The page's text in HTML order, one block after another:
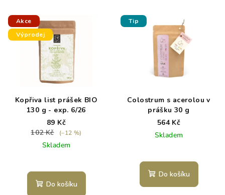
Akce
Výprodej
Kopřiva list prášek BIO
130 g - exp. 6/26
89 Kč
102 Kč
(–12 %)
Skladem
Do košíku
Tip
Colostrum s acerolou v
prášku 30 g
564 Kč
Skladem
Do košíku